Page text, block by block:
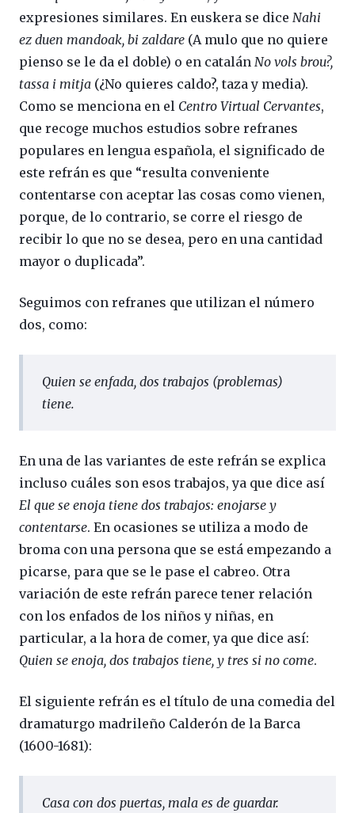
expresiones similares. En euskera se dice Nahi
ez duen mandoak, bi zaldare (A mulo que no quiere
pienso se le da el doble) o en catalán No vols brou?,
tassa i mitja (¿No quieres caldo?, taza y media).
Como se menciona en el Centro Virtual Cervantes,
que recoge muchos estudios sobre refranes
populares en lengua española, el significado de
este refrán es que “resulta conveniente
contentarse con aceptar las cosas como vienen,
porque, de lo contrario, se corre el riesgo de
recibir lo que no se desea, pero en una cantidad
mayor o duplicada”.
Seguimos con refranes que utilizan el número
dos, como:
Quien se enfada, dos trabajos (problemas)
tiene.
En una de las variantes de este refrán se explica
incluso cuáles son esos trabajos, ya que dice así
El que se enoja tiene dos trabajos: enojarse y
contentarse. En ocasiones se utiliza a modo de
broma con una persona que se está empezando a
picarse, para que se le pase el cabreo. Otra
variación de este refrán parece tener relación
con los enfados de los niños y niñas, en
particular, a la hora de comer, ya que dice así:
Quien se enoja, dos trabajos tiene, y tres si no come.
El siguiente refrán es el título de una comedia del
dramaturgo madrileño Calderón de la Barca
(1600-1681):
Casa con dos puertas, mala es de guardar.